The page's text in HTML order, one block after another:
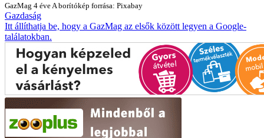
GazMag 4 éve A borítókép forrása: Pixabay
Gazdaság
Itt állíthatja be, hogy a GazMag az elsők között legyen a Google-
találatokban.